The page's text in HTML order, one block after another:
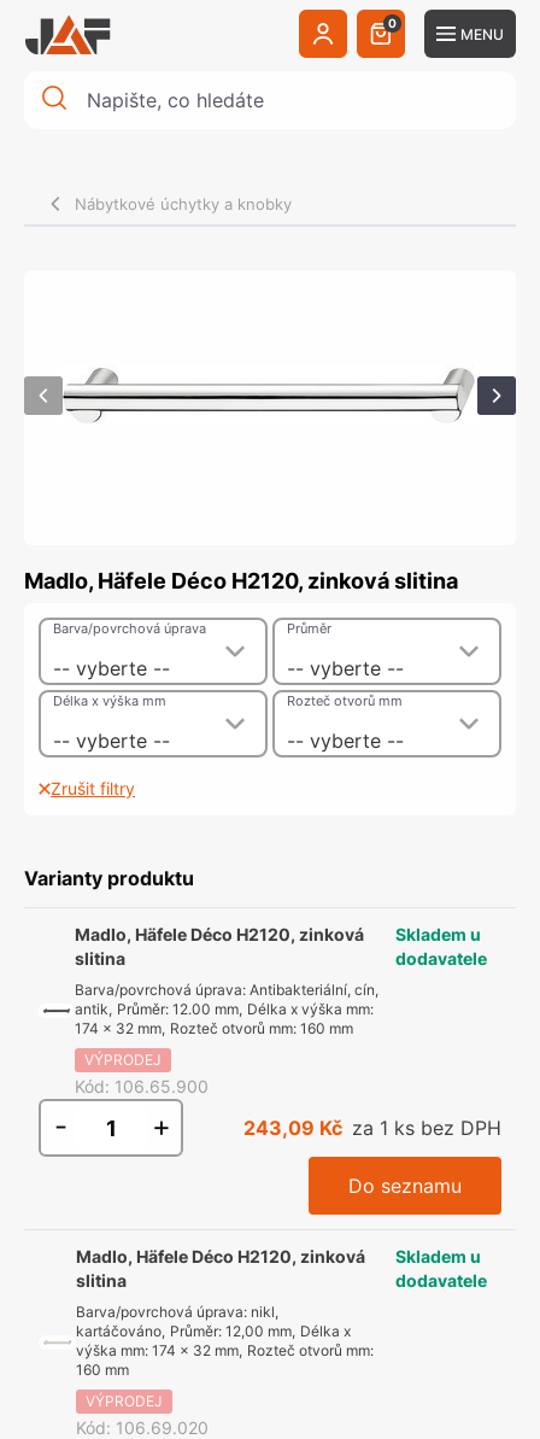
0
MENU
Nábytkové úchytky a knobky
Madlo, Häfele Déco H2120, zinková slitina
-- vyberte --
Barva/povrchová úprava
-- vyberte --
Průměr
-- vyberte --
Délka x výška mm
-- vyberte --
Rozteč otvorů mm
Zrušit filtry
Varianty produktu
Madlo, Häfele Déco H2120, zinková
slitina
Barva/povrchová úprava:Antibakteriální, cín,
antik, Průměr:12.00 mm, Délka x výška mm:
174 x 32 mm, Rozteč otvorů mm:160 mm
VÝPRODEJ
Kód: 106.65.900
Skladem u
dodavatele
- + 243,09 Kč za 1 ks bez DPH
Do seznamu
Madlo, Häfele Déco H2120, zinková
slitina
Barva/povrchová úprava: nikl,
kartáčováno, Průměr:12,00 mm, Délka x
výška mm:174 x 32 mm, Rozteč otvorů mm:
160 mm
VÝPRODEJ
Kód: 106.69.020
Skladem u
dodavatele